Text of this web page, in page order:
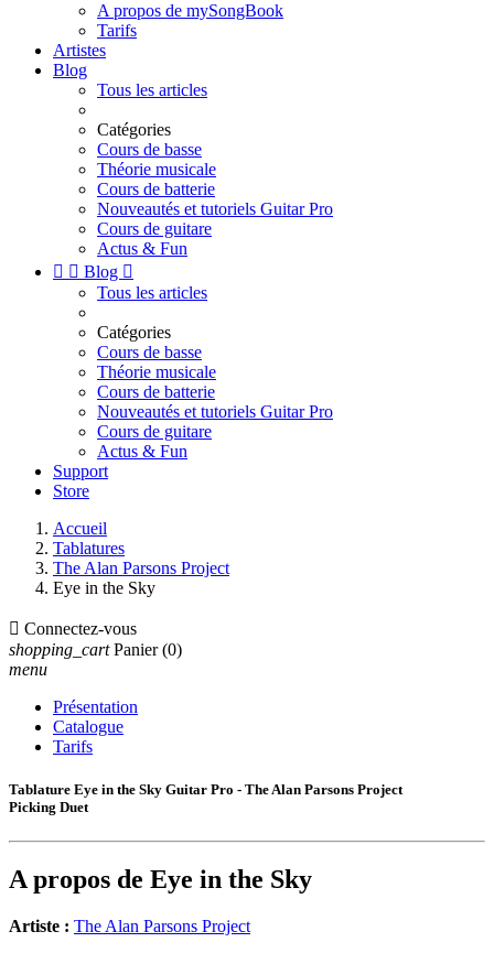
A propos de mySongBook
Tarifs
Artistes
Blog
Tous les articles
Catégories
Cours de basse
Théorie musicale
Cours de batterie
Nouveautés et tutoriels Guitar Pro
Cours de guitare
Actus & Fun
  Blog 
Tous les articles
Catégories
Cours de basse
Théorie musicale
Cours de batterie
Nouveautés et tutoriels Guitar Pro
Cours de guitare
Actus & Fun
Support
Store
Accueil
Tablatures
The Alan Parsons Project
Eye in the Sky
 Connectez-vous
shopping_cart Panier (0)
menu
Présentation
Catalogue
Tarifs
Tablature Eye in the Sky Guitar Pro - The Alan Parsons Project
Picking Duet
A propos de Eye in the Sky
Artiste : The Alan Parsons Project